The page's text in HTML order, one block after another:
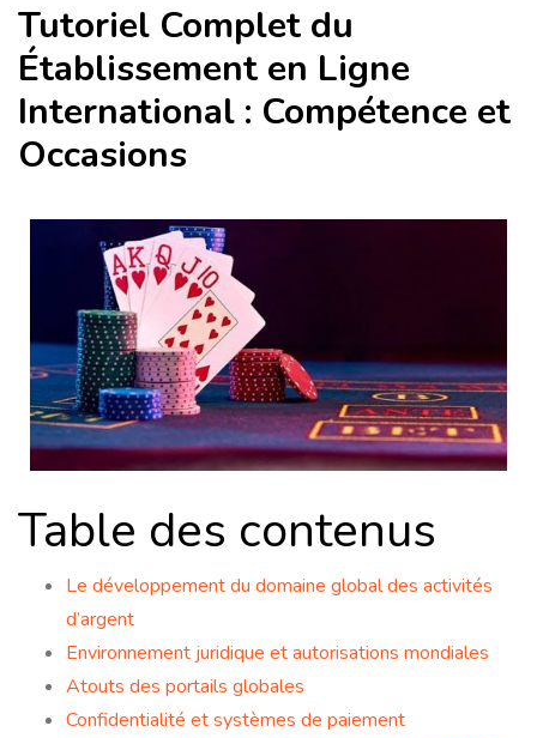
Tutoriel Complet du
Établissement en Ligne
International : Compétence et
Occasions
Table des contenus
Le développement du domaine global des activités
d’argent
Environnement juridique et autorisations mondiales
Atouts des portails globales
Confidentialité et systèmes de paiement